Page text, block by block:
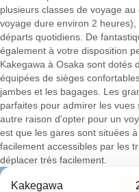
plusieurs classes de voyage
voyage dure environ 2
départs quotidiens. De
également à votre disposition
Kakegawa à Osaka sont dotés
équipées de sièges
jambes et les bagages. Les
parfaites pour admirer les
autre raison d'opter pour un
est que les gares sont situées
facilement accessibles par les
déplacer très facilement.
Kakegawa